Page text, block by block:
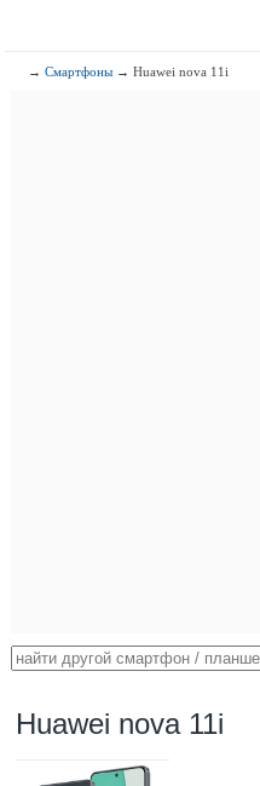
→Смартфоны → Huawei nova 11i
Huawei nova 11i